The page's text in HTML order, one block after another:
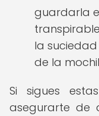
guardarla
la
de la
Si sigues
asegurarte de